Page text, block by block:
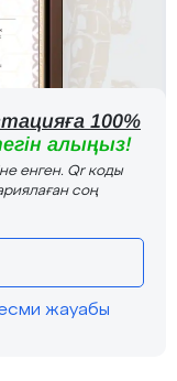
100%
алыңыз!
енген. Qr коды
соң
жауабы